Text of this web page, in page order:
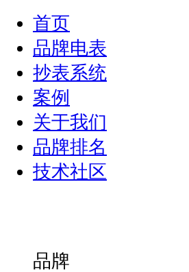
首页
品牌电表
抄表系统
案例
关于我们
品牌排名
技术社区
品牌